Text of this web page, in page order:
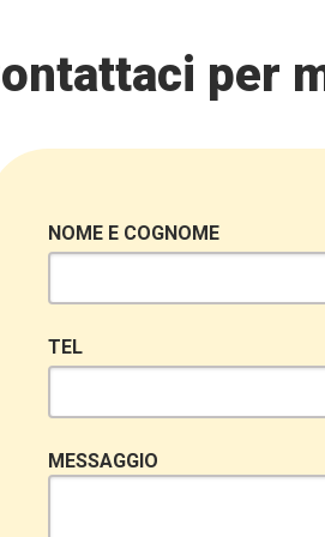
per
NOME E COGNOME
TEL
MESSAGGIO